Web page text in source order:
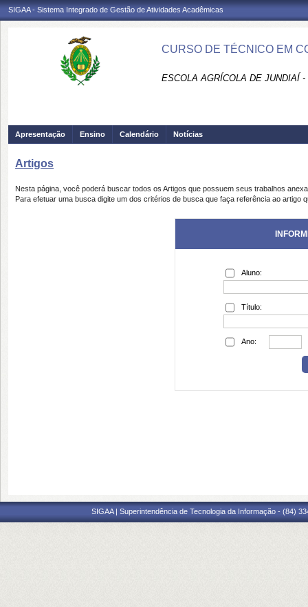
SIGAA - Sistema Integrado de Gestão de Atividades Acadêmicas
CURSO DE TÉCNICO EM
ESCOLA AGRÍCOLA DE JUNDIAÍ -
Apresentação Ensino Calendário Notícias
Artigos
Nesta página, você poderá buscar todos os Artigos que possuem seus trabalhos
Para efetuar uma busca digite um dos critérios de busca que faça referência ao artigo
Aluno:
Título:
Ano:
SIGAA | Superintendência de Tecnologia da Informação - (84)